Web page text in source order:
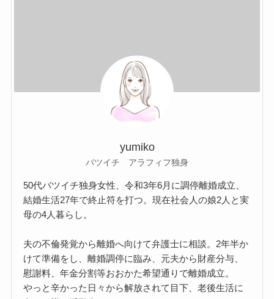
yumiko
バツイチ アラフィフ独身
50代バツイチ独身女性、令和3年6月に調停離婚成立、
結婚生活27年で終止符を打つ。現在社会人の娘2人と実
母の4人暮らし。
夫の不倫発覚から離婚へ向けて弁護士に相談。2年半か
けて準備をし、離婚調停に臨み、元夫から財産分与、
慰謝料、年金分割等おおかた希望通りで離婚成立。
やっと辛かった日々から解放されて目下、老後生活に